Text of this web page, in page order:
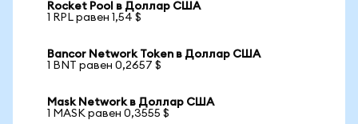
Rocket Pool в Доллар США
1 RPL равен 1,54 $
Bancor Network Token в Доллар США
1 BNT равен 0,2657 $
Mask Network в Доллар США
1 MASK равен 0,3555 $